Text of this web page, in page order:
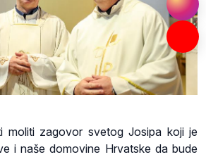
moliti zagovor svetog Josipa koji je
i naše domovine Hrvatske da bude